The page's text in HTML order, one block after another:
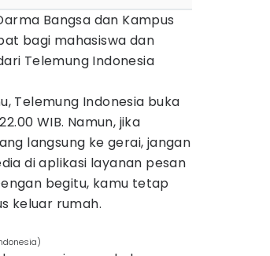
Bangsa dan Kampus
bagi mahasiswa dan
Telemung Indonesia
Telemung Indonesia buka
WIB. Namun, jika
langsung ke gerai, jangan
di aplikasi layanan pesan
begitu, kamu tetap
keluar rumah.